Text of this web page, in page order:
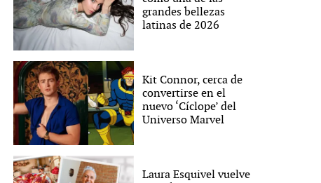
grandes bellezas
latinas de 2026
Kit Connor, cerca de
convertirse en el
nuevo ‘Cíclope’ del
Universo Marvel
Laura Esquivel vuelve